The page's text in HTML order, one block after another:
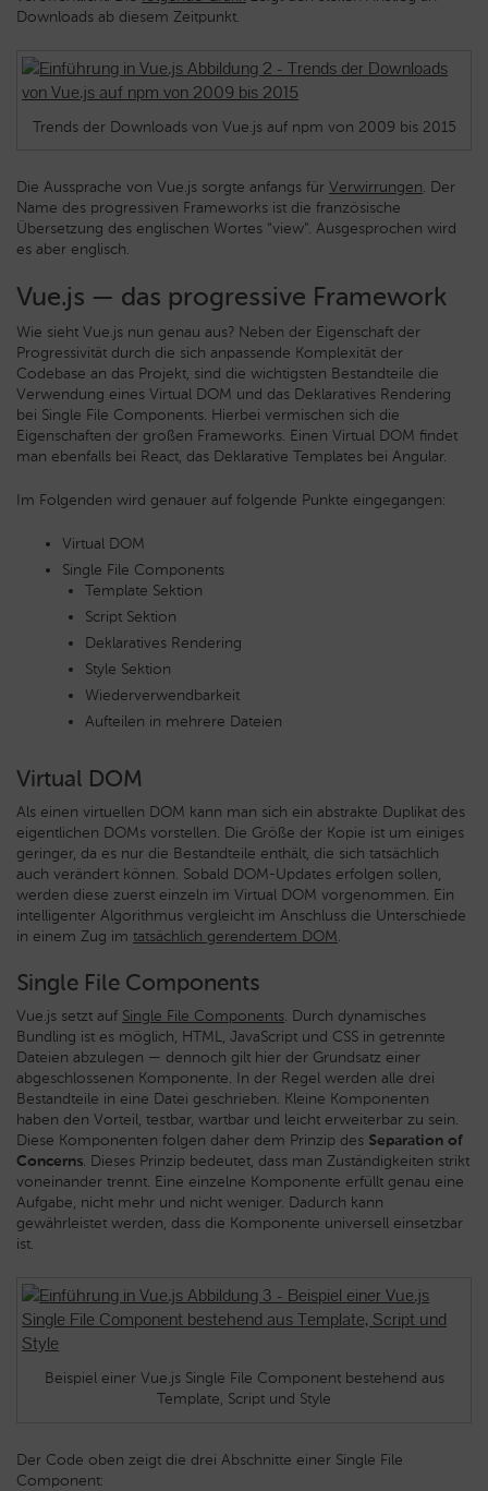
Downloads ab diesem Zeitpunkt.
Trends der Downloads von Vue.js auf npm von 2009 bis 2015
Die Aussprache von Vue.js sorgte anfangs für Verwirrungen. Der
Name des progressiven Frameworks ist die französische
Übersetzung des englischen Wortes “view”. Ausgesprochen wird
es aber englisch.
Vue.js — das progressive Framework
Wie sieht Vue.js nun genau aus? Neben der Eigenschaft der
Progressivität durch die sich anpassende Komplexität der
Codebase an das Projekt, sind die wichtigsten Bestandteile die
Verwendung eines Virtual DOM und das Deklaratives Rendering
bei Single File Components. Hierbei vermischen sich die
Eigenschaften der großen Frameworks. Einen Virtual DOM findet
man ebenfalls bei React, das Deklarative Templates bei Angular.
Im Folgenden wird genauer auf folgende Punkte eingegangen:
Virtual DOM
Single File Components
Template Sektion
Script Sektion
Deklaratives Rendering
Style Sektion
Wiederverwendbarkeit
Aufteilen in mehrere Dateien
Virtual DOM
Als einen virtuellen DOM kann man sich ein abstrakte Duplikat des
eigentlichen DOMs vorstellen. Die Größe der Kopie ist um einiges
geringer, da es nur die Bestandteile enthält, die sich tatsächlich
auch verändert können. Sobald DOM-Updates erfolgen sollen,
werden diese zuerst einzeln im Virtual DOM vorgenommen. Ein
intelligenter Algorithmus vergleicht im Anschluss die Unterschiede
in einem Zug im tatsächlich gerendertem DOM.
Single File Components
Vue.js setzt auf Single File Components. Durch dynamisches
Bundling ist es möglich, HTML, JavaScript und CSS in getrennte
Dateien abzulegen — dennoch gilt hier der Grundsatz einer
abgeschlossenen Komponente. In der Regel werden alle drei
Bestandteile in eine Datei geschrieben. Kleine Komponenten
haben den Vorteil, testbar, wartbar und leicht erweiterbar zu sein.
Diese Komponenten folgen daher dem Prinzip des Separation of
Concerns. Dieses Prinzip bedeutet, dass man Zuständigkeiten strikt
voneinander trennt. Eine einzelne Komponente erfüllt genau eine
Aufgabe, nicht mehr und nicht weniger. Dadurch kann
gewährleistet werden, dass die Komponente universell einsetzbar
ist.
Beispiel einer Vue.js Single File Component bestehend aus
Template, Script und Style
Der Code oben zeigt die drei Abschnitte einer Single File
Component: